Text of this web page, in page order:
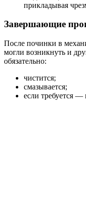
прикладывая
Завершающие
После починки в
могли возникнуть и
обязательно:
чистится;
смазывается;
если требуется —